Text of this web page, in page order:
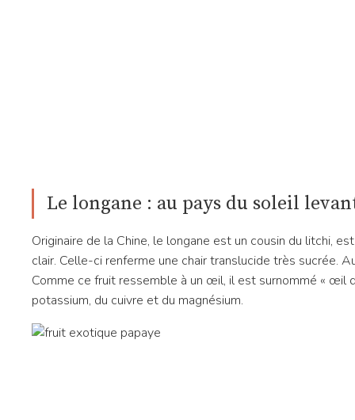
Le longane : au pays du soleil
Originaire de la Chine, le longane est un cousin du litchi,
clair. Celle-ci renferme une chair translucide très sucrée.
Comme ce fruit ressemble à un œil, il est surnommé « œil
potassium, du cuivre et du magnésium.